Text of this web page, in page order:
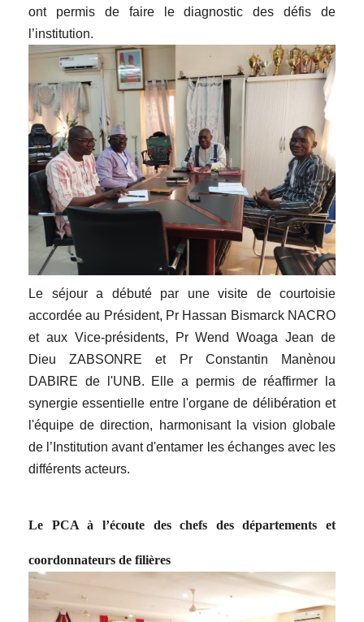
ont permis de faire le diagnostic des défis de
l’institution.
Le séjour a débuté par une visite de courtoisie
accordée au Président, Pr Hassan Bismarck NACRO
et aux Vice-présidents, Pr Wend Woaga Jean de
Dieu ZABSONRE et Pr Constantin Manènou
DABIRE de l'UNB. Elle a permis de réaffirmer la
synergie essentielle entre l'organe de délibération et
l'équipe de direction, harmonisant la vision globale
de l’Institution avant d'entamer les échanges avec les
différents acteurs.
Le PCA à l’écoute des chefs des départements et
coordonnateurs de filières